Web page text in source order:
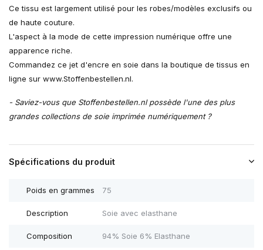
Ce tissu est largement utilisé pour les robes/modèles exclusifs ou
de haute couture.
L'aspect à la mode de cette impression numérique offre une
apparence riche.
Commandez ce jet d'encre en soie dans la boutique de tissus en
ligne sur www.Stoffenbestellen.nl.
- Saviez-vous que Stoffenbestellen.nl possède l'une des plus
grandes collections de soie imprimée numériquement ?
Spécifications du produit
Poids en grammes 75
Description Soie avec elasthane
Composition 94% Soie 6% Elasthane